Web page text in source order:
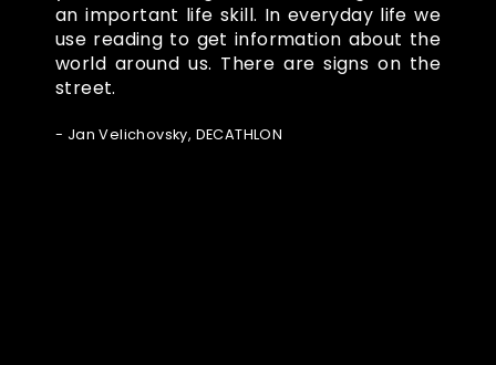
an important life skill. In everyday life we
use reading to get information about the
world around us. There are signs on the
street.
- Jan Velichovsky, DECATHLON